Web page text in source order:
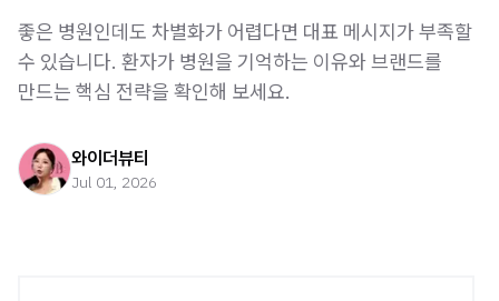
좋은 병원인데도 차별화가 어렵다면 대표 메시지가 부족할
수 있습니다. 환자가 병원을 기억하는 이유와 브랜드를
만드는 핵심 전략을 확인해 보세요.
와이더뷰티
Jul 01, 2026